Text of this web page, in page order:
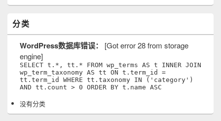
分类
WordPress数据库错误：
[Got error 28 from storage
engine]
SELECT t.*, tt.* FROM wp_terms AS t INNER JOIN
wp_term_taxonomy AS tt ON t.term_id =
tt.term_id WHERE tt.taxonomy IN ('category')
AND tt.count > 0 ORDER BY t.name ASC
没有分类